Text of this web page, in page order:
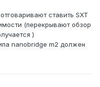
ставить SXT
(перекрывают обзор
)
nanobridge m2 должен